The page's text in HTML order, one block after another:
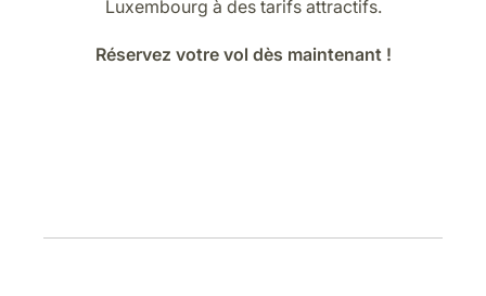
Luxembourg à des tarifs attractifs.
Réservez votre vol dès maintenant !